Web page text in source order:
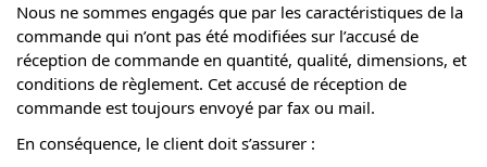
Nous ne sommes engagés que par les caractéristiques de la
commande qui n’ont pas été modifiées sur l’accusé de
réception de commande en quantité, qualité, dimensions, et
conditions de règlement. Cet accusé de réception de
commande est toujours envoyé par fax ou mail.
En conséquence, le client doit s’assurer :